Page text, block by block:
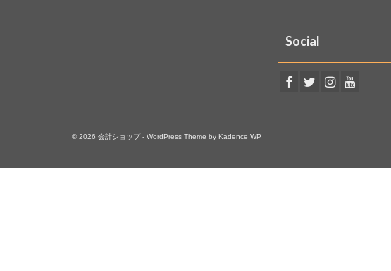
Social
© 2026 会計ショップ - WordPress Theme by Kadence WP